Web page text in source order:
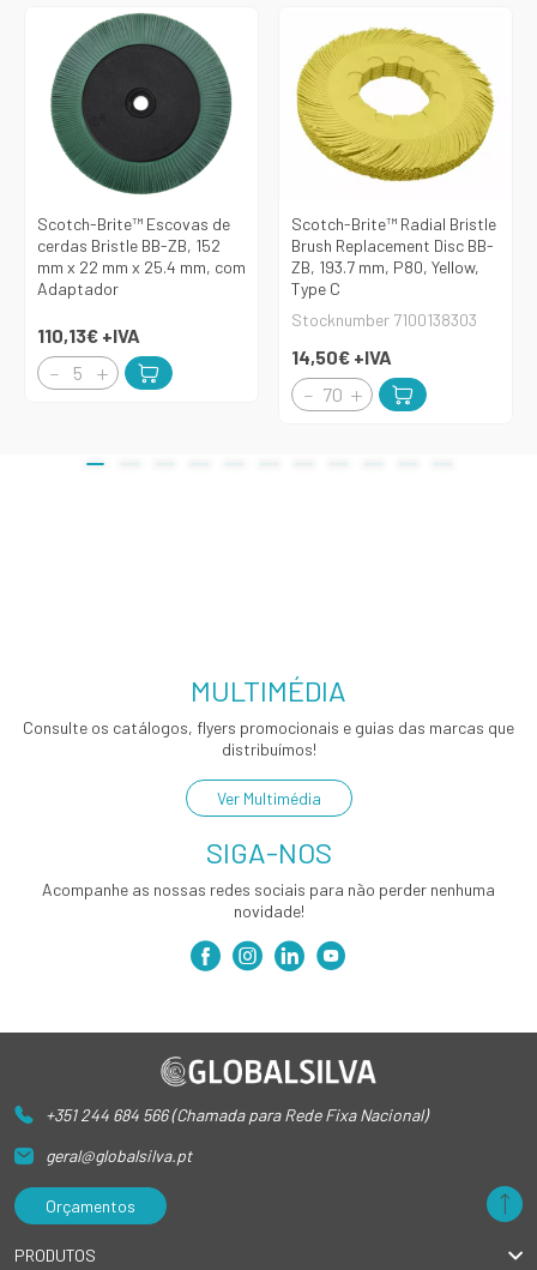
Scotch-Brite™ Escovas de
cerdas Bristle BB-ZB, 152
mm x 22 mm x 25.4 mm, com
Adaptador
110,13€ +IVA
Scotch-Brite™ Radial Bristle
Brush Replacement Disc BB-
ZB, 193.7 mm, P80, Yellow,
Type C
Stocknumber 7100138303
14,50€ +IVA
MULTIMÉDIA
Consulte os catálogos, flyers promocionais e guias das marcas que
distribuímos!
Ver Multimédia
SIGA-NOS
Acompanhe as nossas redes sociais para não perder nenhuma
novidade!
+351 244 684 566 (Chamada para Rede Fixa Nacional)
geral@globalsilva.pt
Orçamentos
PRODUTOS